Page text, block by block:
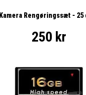
Kamera Rengøringssæt - 25
250 kr